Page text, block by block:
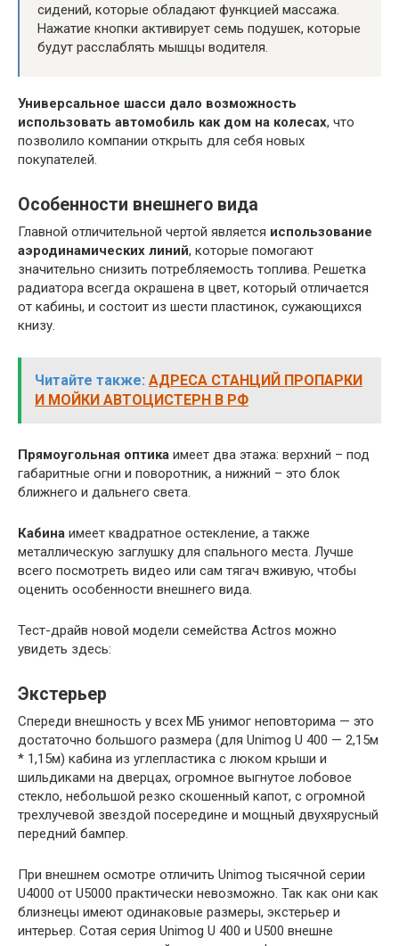
сидений, которые обладают функцией массажа.
Нажатие кнопки активирует семь подушек, которые
будут расслаблять мышцы водителя.
Универсальное шасси дало возможность
использовать автомобиль как дом на колесах, что
позволило компании открыть для себя новых
покупателей.
Особенности внешнего вида
Главной отличительной чертой является использование
аэродинамических линий, которые помогают
значительно снизить потребляемость топлива. Решетка
радиатора всегда окрашена в цвет, который отличается
от кабины, и состоит из шести пластинок, сужающихся
книзу.
Читайте также: АДРЕСА СТАНЦИЙ ПРОПАРКИ
И МОЙКИ АВТОЦИСТЕРН В РФ
Прямоугольная оптика имеет два этажа: верхний – под
габаритные огни и поворотник, а нижний – это блок
ближнего и дальнего света.
Кабина имеет квадратное остекление, а также
металлическую заглушку для спального места. Лучше
всего посмотреть видео или сам тягач вживую, чтобы
оценить особенности внешнего вида.
Тест-драйв новой модели семейства Actros можно
увидеть здесь:
Экстерьер
Спереди внешность у всех МБ унимог неповторима — это
достаточно большого размера (для Unimоg U 400 — 2,15м
* 1,15м) кабина из углепластика с люком крыши и
шильдиками на дверцах, огромное выгнутое лобовое
стекло, небольшой резко скошенный капот, с огромной
трехлучевой звездой посередине и мощный двухярусный
передний бампер.
При внешнем осмотре отличить Unimоg тысячной серии
U4000 от U5000 практически невозможно. Так как они как
близнецы имеют одинаковые размеры, экстерьер и
интерьер. Сотая серия Unimog U 400 и U500 внешне